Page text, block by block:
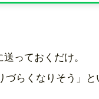
っておくだけ。
づらくなりそう」